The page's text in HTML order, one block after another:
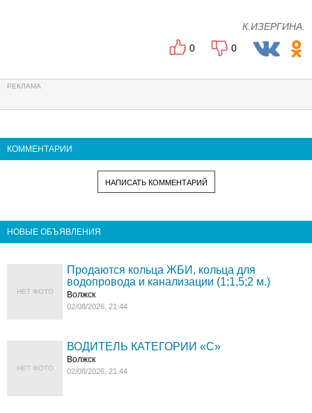
К.ИЗЕРГИНА.
0
0
КОММЕНТАРИИ
НАПИСАТЬ КОММЕНТАРИЙ
НОВЫЕ ОБЪЯВЛЕНИЯ
НЕТ ФОТО
Продаются кольца ЖБИ, кольца для
водопровода и канализации (1;1,5;2 м.)
Волжск
02/08/2026, 21:44
НЕТ ФОТО
ВОДИТЕЛЬ КАТЕГОРИИ «C»
Волжск
02/08/2026, 21:44